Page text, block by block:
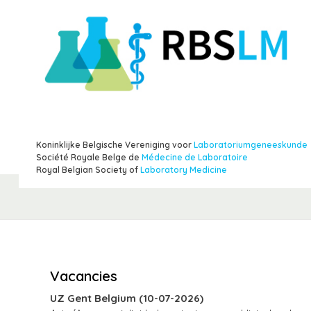
Koninklijke Belgische Vereniging voor Laboratoriumgeneeskunde
Société Royale Belge de Médecine de Laboratoire
Royal Belgian Society of Laboratory Medicine
Vacancies
UZ Gent Belgium (10-07-2026)